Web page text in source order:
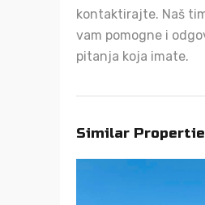
kontaktirajte. Naš
vam pomogne i
pitanja koja imate.
Similar